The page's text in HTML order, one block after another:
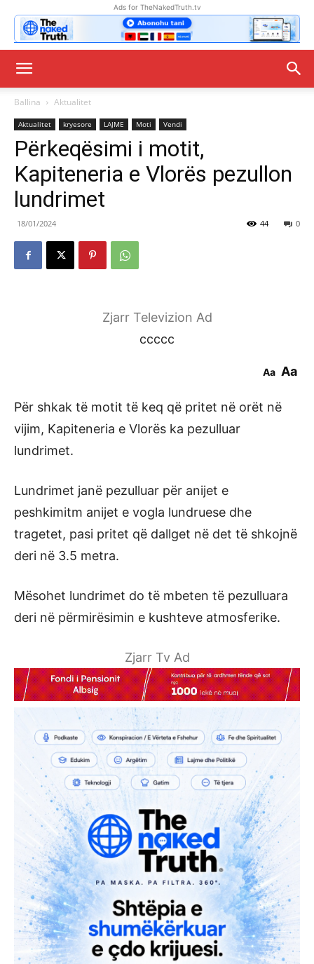
Ads for TheNakedTruth.tv
Ballina Aktualitet
Aktualitet kryesore LAJME Moti Vendi
Përkeqësimi i motit,
Kapiteneria e Vlorës pezullon
lundrimet
18/01/2024 0
44
Zjarr Televizion Ad
ccccc
Aa Aa
Për shkak të motit të keq që pritet në orët në
vijim, Kapiteneria e Vlorës ka pezulluar
lundrimet.
Lundrimet janë pezulluar për anijet e
peshkimitm anijet e vogla lundruese dhe
tragetet, pasi pritet që dallget në det të shkojnë
deri në 3.5 metra.
Mësohet lundrimet do të mbeten të pezulluara
deri në përmirësimin e kushteve atmosferike.
Zjarr Tv Ad